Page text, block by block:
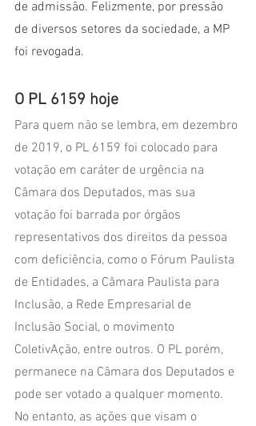
de admissão. Felizmente, por pressão
de diversos setores da sociedade, a MP
foi revogada.
O PL 6159 hoje
Para quem não se lembra, em dezembro
de 2019, o PL 6159 foi colocado para
votação em caráter de urgência na
Câmara dos Deputados, mas sua
votação foi barrada por órgãos
representativos dos direitos da pessoa
com deficiência, como o Fórum Paulista
de Entidades, a Câmara Paulista para
Inclusão, a Rede Empresarial de
Inclusão Social, o movimento
ColetivAção, entre outros. O PL porém,
permanece na Câmara dos Deputados e
pode ser votado a qualquer momento.
No entanto, as ações que visam o